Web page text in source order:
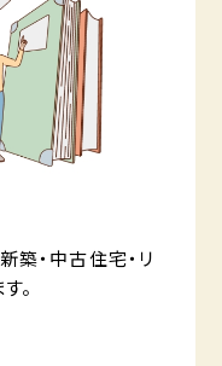
築・中古住宅・リ
。